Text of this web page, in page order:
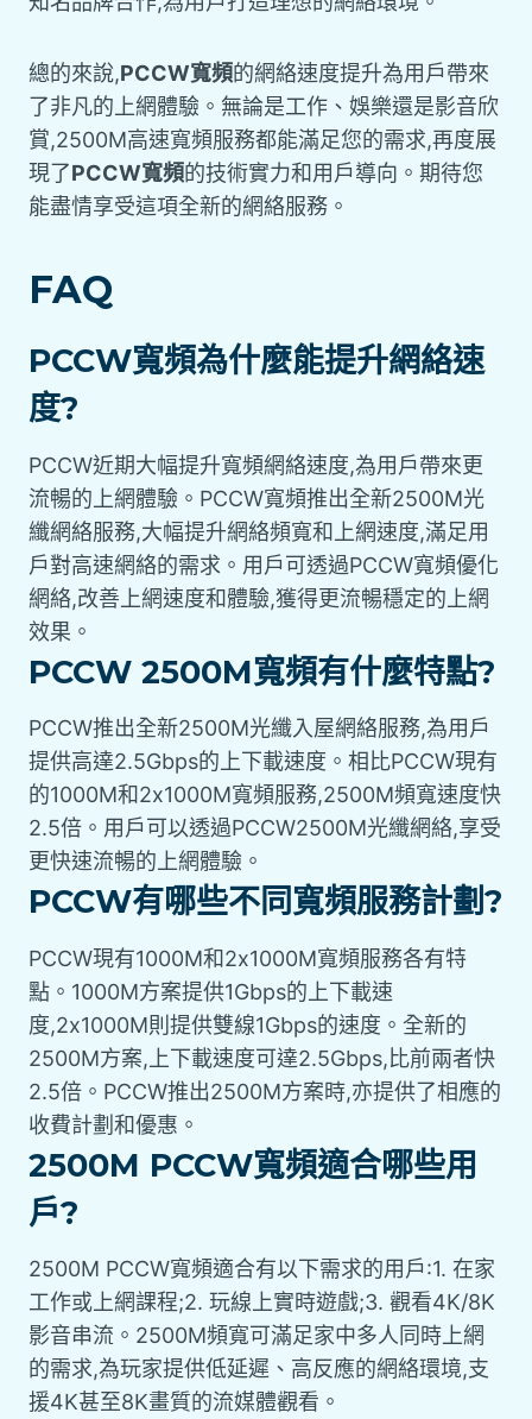
總的來說,PCCW寬頻的網絡速度提升為用戶帶來
了非凡的上網體驗。無論是工作、娛樂還是影音欣
賞,2500M高速寬頻服務都能滿足您的需求,再度展
現了PCCW寬頻的技術實力和用戶導向。期待您
能盡情享受這項全新的網絡服務。
FAQ
PCCW寬頻為什麼能提升網絡速
度?
PCCW近期大幅提升寬頻網絡速度,為用戶帶來更
流暢的上網體驗。PCCW寬頻推出全新2500M光
纖網絡服務,大幅提升網絡頻寬和上網速度,滿足用
戶對高速網絡的需求。用戶可透過PCCW寬頻優化
網絡,改善上網速度和體驗,獲得更流暢穩定的上網
效果。
PCCW 2500M寬頻有什麼特點?
PCCW推出全新2500M光纖入屋網絡服務,為用戶
提供高達2.5Gbps的上下載速度。相比PCCW現有
的1000M和2x1000M寬頻服務,2500M頻寬速度快
2.5倍。用戶可以透過PCCW2500M光纖網絡,享受
更快速流暢的上網體驗。
PCCW有哪些不同寬頻服務計劃?
PCCW現有1000M和2x1000M寬頻服務各有特
點。1000M方案提供1Gbps的上下載速
度,2x1000M則提供雙線1Gbps的速度。全新的
2500M方案,上下載速度可達2.5Gbps,比前兩者快
2.5倍。PCCW推出2500M方案時,亦提供了相應的
收費計劃和優惠。
2500M PCCW寬頻適合哪些用
戶?
2500M PCCW寬頻適合有以下需求的用戶:1. 在家
工作或上網課程;2. 玩線上實時遊戲;3. 觀看4K/8K
影音串流。2500M頻寬可滿足家中多人同時上網
的需求,為玩家提供低延遲、高反應的網絡環境,支
援4K甚至8K畫質的流媒體觀看。